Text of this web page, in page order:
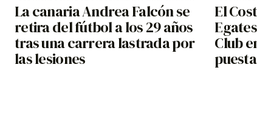
La canaria Andrea Falcón se
retira del fútbol a los 29 años
tras una carrera lastrada por
las lesiones
El
Club